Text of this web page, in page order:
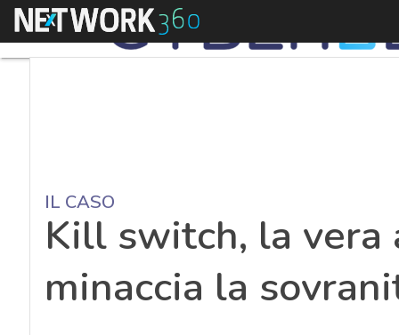
Menu
IL CASO
Kill switch, la vera
minaccia la